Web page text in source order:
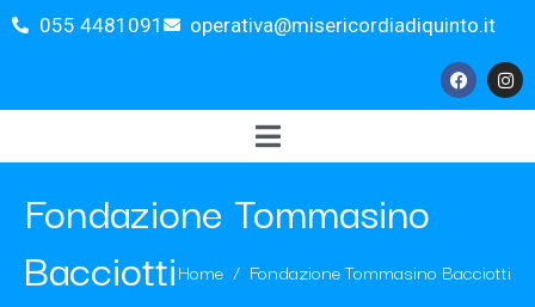
055 4481091 operativa@misericordiadiquinto.it
Fondazione Tommasino
BacciottiHome Fondazione Tommasino Bacciotti